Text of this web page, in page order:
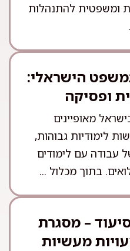
ומשפטית להתנהלות
הישראלי:
ופסיקה
מאופיינים
לימודיות גבוהות,
עבודה עם לימודים
בתוך מכלול ...
– מסגרת
מעשיות